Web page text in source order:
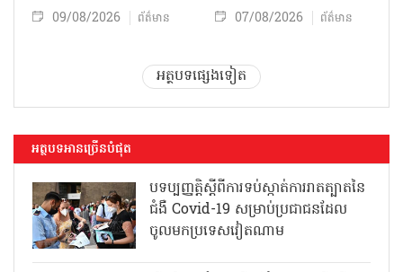
09/08/2026 ព័ត៌មាន 07/08/2026 ព័ត៌មាន
អត្ថបទផ្សេងទៀត
អត្ថបទអានច្រើនបំផុត
បទប្បញ្ញត្តិស្តីពីការទប់ស្កាត់ការរាតត្បាតនៃ
ជំងឺ Covid-19 សម្រាប់ប្រជាជនដែល
ចូលមកប្រទេសវៀតណាម